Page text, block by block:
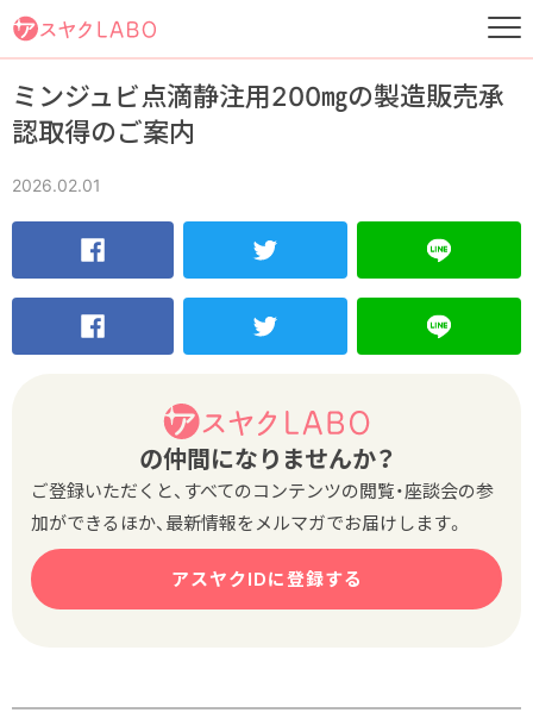
ミンジュビ点滴静注用200㎎の製造販売承
認取得のご案内
2026.02.01
の仲間になりませんか？
ご登録いただくと、すべてのコンテンツの閲覧・座談会の参
加ができるほか、最新情報をメルマガでお届けします。
アスヤクIDに登録する